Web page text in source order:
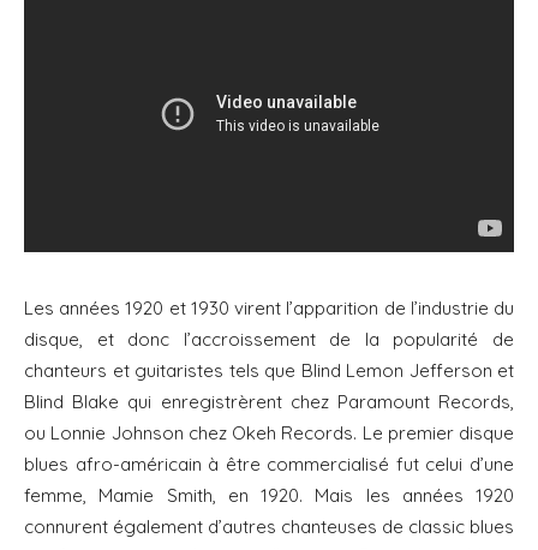
Les années 1920 et 1930 virent l’apparition de l’industrie du
disque, et donc l’accroissement de la popularité de
chanteurs et guitaristes tels que Blind Lemon Jefferson et
Blind Blake qui enregistrèrent chez Paramount Records,
ou Lonnie Johnson chez Okeh Records. Le premier disque
blues afro-américain à être commercialisé fut celui d’une
femme, Mamie Smith, en 1920. Mais les années 1920
connurent également d’autres chanteuses de classic blues